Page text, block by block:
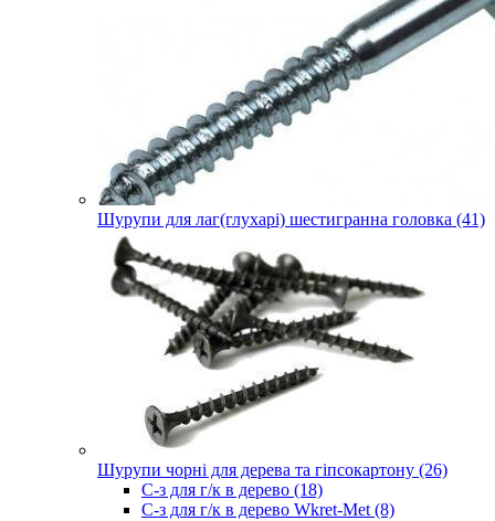
Шурупи для лаг(глухарі) шестигранна головка (41)
Шурупи чорні для дерева та гіпсокартону (26)
С-з для г/к в дерево (18)
С-з для г/к в дерево Wkret-Met (8)